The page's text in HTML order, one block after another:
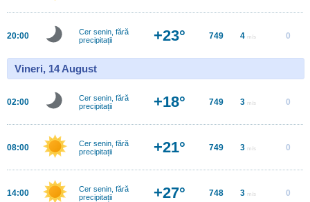
20:00
Cer senin, fără
precipitații
+23° 749 4 m/s 0
Vineri, 14 August
02:00
Cer senin, fără
precipitații
+18° 749 3 m/s 0
08:00
Cer senin, fără
precipitații
+21° 749 3 m/s 0
14:00
Cer senin, fără
precipitații
+27° 748 3 m/s 0